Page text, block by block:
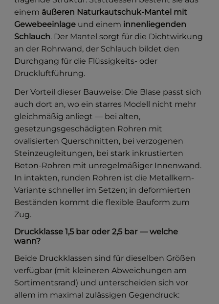
einem äußeren Naturkautschuk-Mantel mit
Gewebeeinlage und einem innenliegenden
Schlauch. Der Mantel sorgt für die Dichtwirkung
an der Rohrwand, der Schlauch bildet den
Durchgang für die Flüssigkeits- oder
Druckluftführung.
Der Vorteil dieser Bauweise: Die Blase passt sich
auch dort an, wo ein starres Modell nicht mehr
gleichmäßig anliegt — bei alten,
gesetzungsgeschädigten Rohren mit
ovalisierten Querschnitten, bei verzogenen
Steinzeugleitungen, bei stark inkrustierten
Beton-Rohren mit unregelmäßiger Innenwand.
In intakten, runden Rohren ist die Metallkern-
Variante schneller im Setzen; in deformierten
Beständen kommt die flexible Bauform zum
Zug.
Druckklasse 1,5 bar oder 2,5 bar — welche
wann?
Beide Druckklassen sind für dieselben Größen
verfügbar (mit kleineren Abweichungen am
Sortimentsrand) und unterscheiden sich vor
allem im maximal zulässigen Gegendruck: